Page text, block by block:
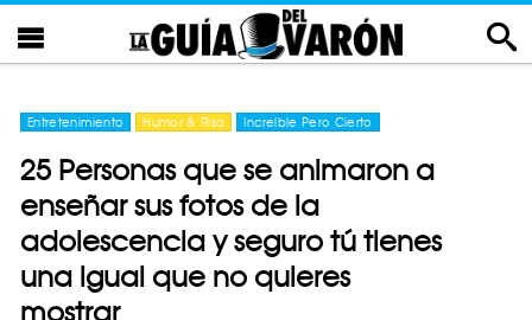
Entretenimiento Humor & Risa Increíble Pero Cierto
25 Personas que se animaron a
enseñar sus fotos de la
adolescencia y seguro tú tienes
una igual que no quieres
mostrar